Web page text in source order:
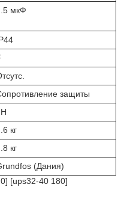
мкФ
защиты
кг
кг
(Дания)
[ups32-40 180]